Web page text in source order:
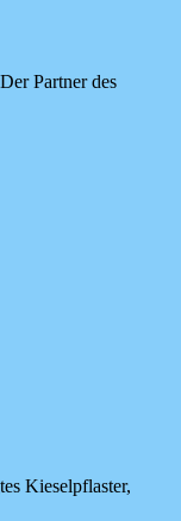
Partner des
Kieselpflaster,